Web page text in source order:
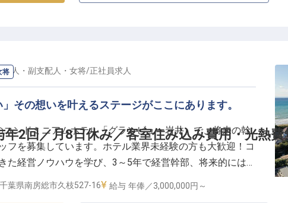
etc…
と一緒にのんびりリゾートライフを満喫したりと、プール
み方をご提案している当ホテル。
離にありながら、豊かな自然に囲まれたロケーションの
やキャンプなど様々なアウトドアが楽しめる環境に惹か
将
年2回／月8日休み／客室住み込み費用・光熱費
配人・副支配人・女将/正社員求人
その想いを叶えるステージがここにあります。
ンドミニアムホテル「グランビュー岩井」で、将来の幹
フを募集しています。ホテル業界未経験の方も大歓迎！コ
た経営ノウハウを学び、3～5年で経営幹部、将来的には独
月8日休み、賞与年2回とワークライフバランスにも配慮し
い安定した経営力を身につけていきませんか？
千葉県南房総市久枝527-16 給与 年俸／3,000,000円～